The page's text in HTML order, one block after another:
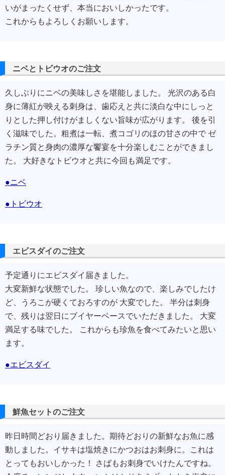
いがまったくせず、本当においしかったです。
これからもよろしくお願いします。
ニベとトビウオのご注文
久しぶりにニベの美味しさを堪能しました。 光沢のある白
身に薄紅が映える刺身は、歯応えと共に淡白な中にしっと
りとした押し付けがましくない旨味が広がります。 後を引
く滋味でした。粗煮は一転、煮コゴリのほの甘さの中で ゼ
ラチン質と身肉の濃厚な饗宴を十分楽しむことができまし
た。 大好きなトビウオと共に今回も満足です。
●ニベ
●トビウオ
エビスダイのご注文
予定通りにエビスダイ届きました。
大変新鮮な状態でした。 珍しい魚なので、楽しみでしたけ
ど、うろこが硬くておろすのが 大変でした。 半分は刺身
で、残りは翌日にブイヤーベースでいただきました。 大変
満足する味でした。 これからも珍魚を食べてみたいと思い
ます。
●エビスダイ
鮮魚セットのご注文
昨日時間どおり届きました。期待どおりの新鮮なお魚に感
動しました。イサキは塩焼きにかつおはお刺身に。これは
とってもおいしかった！ さばもお刺身でいけたんですね。